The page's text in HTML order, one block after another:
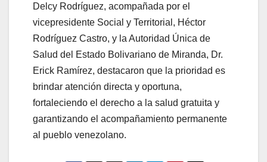
Delcy Rodríguez, acompañada por el
vicepresidente Social y Territorial, Héctor
Rodríguez Castro, y la Autoridad Única de
Salud del Estado Bolivariano de Miranda, Dr.
Erick Ramírez, destacaron que la prioridad es
brindar atención directa y oportuna,
fortaleciendo el derecho a la salud gratuita y
garantizando el acompañamiento permanente
al pueblo venezolano.